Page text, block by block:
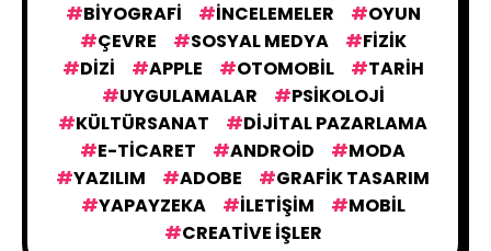
BIYOGRAFI
İNCELEMELER
OYUN
ÇEVRE
SOSYAL MEDYA
FIZIK
DIZI
APPLE OTOMOBIL
TARIH
UYGULAMALAR
PSIKOLOJI
KÜLTÜRSANAT
DIJITAL PAZARLAMA
E-TICARET
ANDROID
MODA
YAZILIM
ADOBE
GRAFIK TASARIM
YAPAYZEKA
İLETIŞIM
MOBIL
CREATIVE İŞLER